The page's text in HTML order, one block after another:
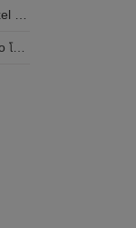
ล้ว
ส่วน